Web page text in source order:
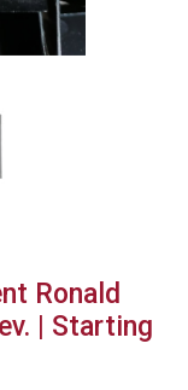
Ronald
| Starting